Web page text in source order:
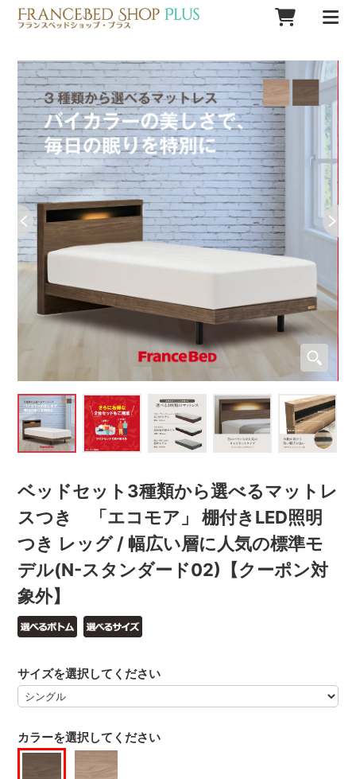
ベッドセット3種類から選べるマットレ
スつき 「エコモア」 棚付きLED照明
つき レッグ / 幅広い層に人気の標準モ
デル(N-スタンダード02)【クーポン対
象外】
カラーを選択してください
サイズを選択してください